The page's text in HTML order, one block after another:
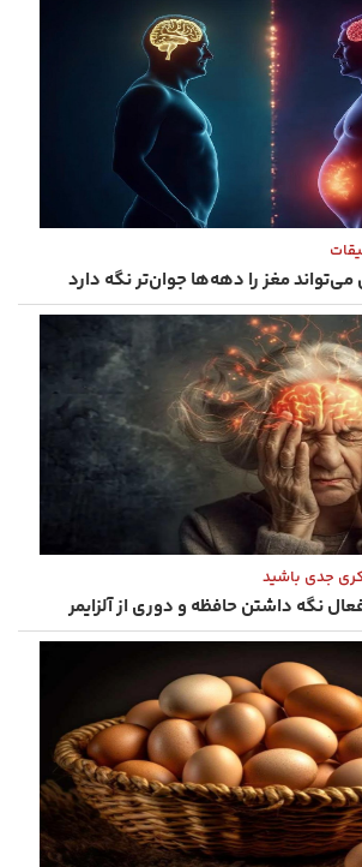
مغز را دهه‌ها جوان‌تر نگه دارد
جدی باشید
نگه‌ داشتن حافظه و دوری از آلزایمر